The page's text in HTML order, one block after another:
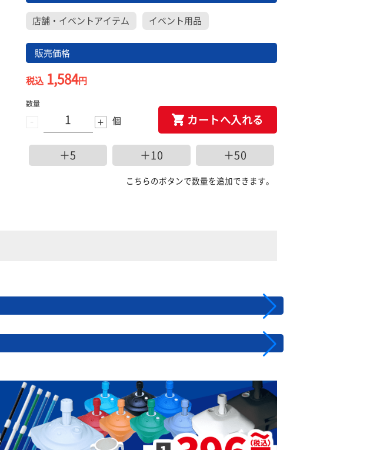
店舗・イベントアイテム イベント用品
販売価格
税込 1,584円
-
数量
+ 個 カートへ入れる
＋5 ＋10 ＋50
こちらのボタンで数量を追加できます。